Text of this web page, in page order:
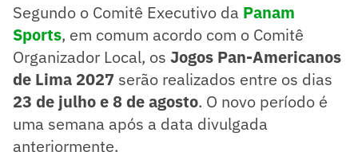
Segundo o Comitê Executivo da Panam
Sports, em comum acordo com o Comitê
Organizador Local, os Jogos Pan-Americanos
de Lima 2027 serão realizados entre os dias
23 de julho e 8 de agosto. O novo período é
uma semana após a data divulgada
anteriormente.